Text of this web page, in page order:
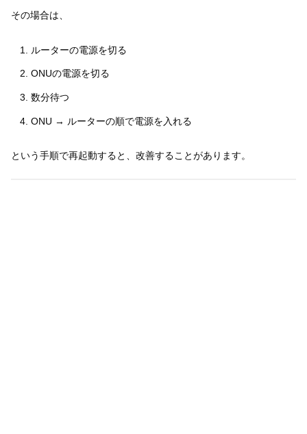
その場合は、
ルーターの電源を切る
ONUの電源を切る
数分待つ
ONU → ルーターの順で電源を入れる
という手順で再起動すると、改善することがあります。